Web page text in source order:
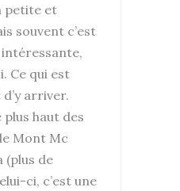
petite et
souvent c’est
Ce qui est
arriver.
haut des
Mont Mc
(plus de
ci, c’est une